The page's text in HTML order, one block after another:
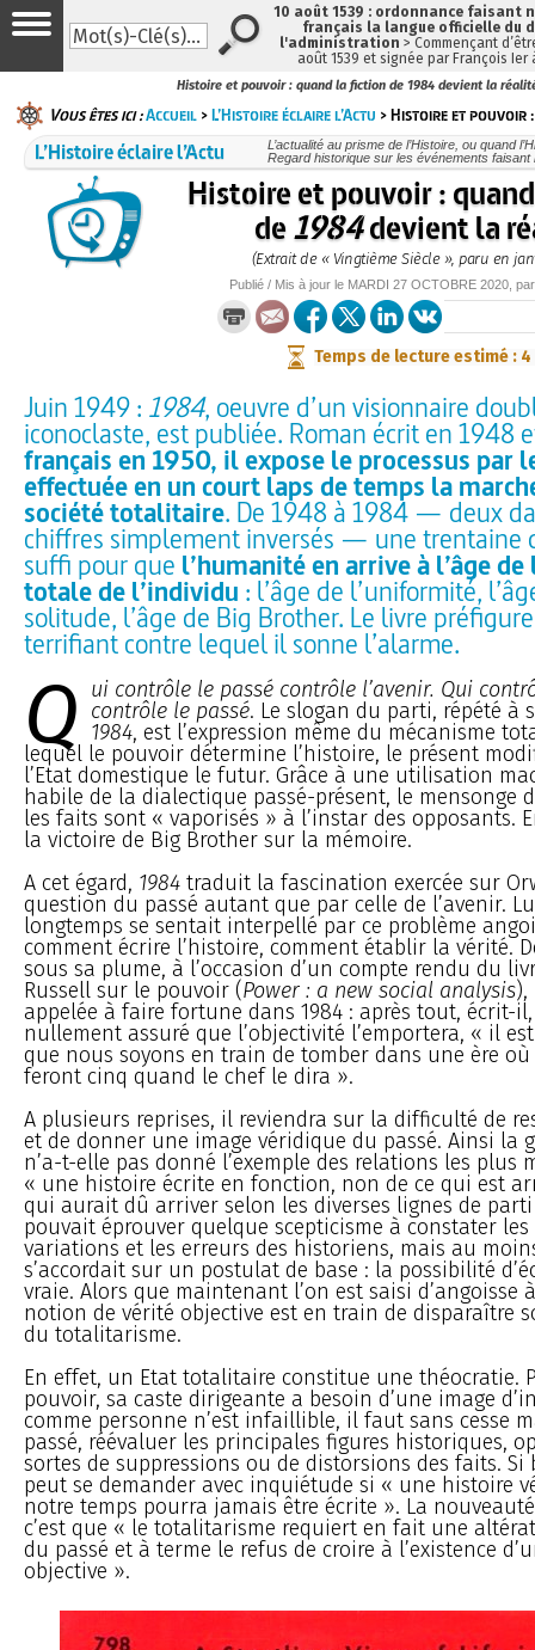
Histoire et pouvoir : quand la fiction de 1984 devient la
Vous êtes ici :Accueil >L’Histoire éclaire l’Actu > Histoire et pouvoir
L’Histoire éclaire l’Actu
L’actualité au prisme de l’Histoire, ou quand
Regard historique sur les événements faisant
Histoire et pouvoir :
de1984devient la
(Extrait de « Vingtième Siècle », paru en
Publié / Mis à jour le MARDI 27 OCTOBRE 2020 ,
Temps de lecture estimé : 4
Juin 1949 : 1984, oeuvre d’un visionnaire
iconoclaste, est publiée. Roman écrit en 1948
français en 1950, il expose le processus par
effectuée en un court laps de temps la
société totalitaire. De 1948 à 1984 — deux
chiffres simplement inversés — une trentaine
suffi pour que l’humanité en arrive à l’âge
totale de l’individu : l’âge de l’uniformité,
solitude, l’âge de Big Brother. Le livre
terrifiant contre lequel il sonne l’alarme.
Q ui contrôle le passé contrôle l’avenir. Qui
contrôle le passé. Le slogan du parti, répété à
1984, est l’expression même du mécanisme
lequel le pouvoir détermine l’histoire, le présent
l’Etat domestique le futur. Grâce à une utilisation
habile de la dialectique passé-présent, le mensonge
les faits sont « vaporisés » à l’instar des opposants.
la victoire de Big Brother sur la mémoire.
A cet égard, 1984 traduit la fascination exercée sur
question du passé autant que par celle de l’avenir.
longtemps se sentait interpellé par ce problème
comment écrire l’histoire, comment établir la vérité.
sous sa plume, à l’occasion d’un compte rendu du
Russell sur le pouvoir (Power : a new social analysis
appelée à faire fortune dans 1984 : après tout, écrit-il,
nullement assuré que l’objectivité l’emportera, « il
que nous soyons en train de tomber dans une ère
feront cinq quand le chef le dira ».
A plusieurs reprises, il reviendra sur la difficulté de
et de donner une image véridique du passé. Ainsi la
n’a-t-elle pas donné l’exemple des relations les plus
« une histoire écrite en fonction, non de ce qui est
qui aurait dû arriver selon les diverses lignes de parti
pouvait éprouver quelque scepticisme à constater
variations et les erreurs des historiens, mais au
s’accordait sur un postulat de base : la possibilité
vraie. Alors que maintenant l’on est saisi d’angoisse
notion de vérité objective est en train de disparaître
du totalitarisme.
En effet, un Etat totalitaire constitue une théocratie.
pouvoir, sa caste dirigeante a besoin d’une image
comme personne n’est infaillible, il faut sans cesse
passé, réévaluer les principales figures historiques,
sortes de suppressions ou de distorsions des faits. Si
peut se demander avec inquiétude si « une histoire
notre temps pourra jamais être écrite ». La
c’est que « le totalitarisme requiert en fait une
du passé et à terme le refus de croire à l’existence
objective ».
10 août 1539 : ordonnance faisant
français la langue officielle du
l'administration > Commençant
août 1539 et signée par François